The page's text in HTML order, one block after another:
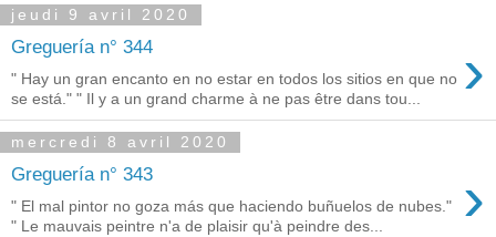
jeudi 9 avril 2020
Greguería n° 344 ›
" Hay un gran encanto en no estar en todos los sitios en que no
se está." " Il y a un grand charme à ne pas être dans tou...
mercredi 8 avril 2020
Greguería n° 343 ›
" El mal pintor no goza más que haciendo buñuelos de nubes."
" Le mauvais peintre n'a de plaisir qu'à peindre des...